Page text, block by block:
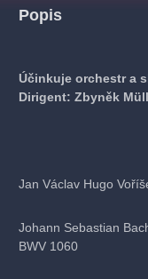
Popis
Účinkuje orchestr a
Dirigent: Zbyněk
Jan Václav Hugo
Johann Sebastian
BWV 1060